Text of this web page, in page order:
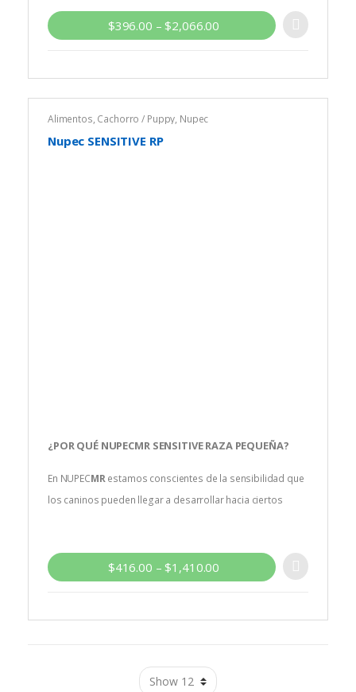
Consulta a tu médico veterinario para determinar
$396.00 – $2,066.00
Alimentos, Cachorro / Puppy, Nupec
Nupec SENSITIVE RP
¿POR QUÉ NUPECMRSENSITIVE RAZA PEQUEÑA?
En NUPECMRestamos conscientes de la sensibilidad que
los caninos pueden llegar a desarrollar hacia ciertos
Consulta a tu médico veterinario para determinar
$416.00 – $1,410.00